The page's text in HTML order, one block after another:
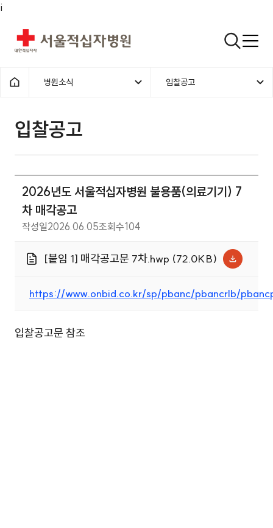
i
서울적십자병원 검색열기
홈으로 1차메뉴
병원소식 2차메뉴
입찰공고
입찰공고 | 병원소식 | 2026년도
입찰공고
2026년도 서울적십자병원 불용품(의료기기) 7
차 매각공고
작성일2026.06.05조회수104
[붙임 1] 매각공고문 7차.hwp (72.0KB)
https://www.onbid.co.kr/sp/pbanc/pbancrlb/
입찰공고문 참조